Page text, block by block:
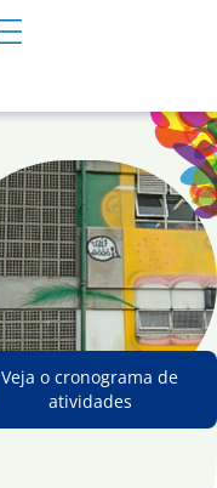
Veja o cronograma de
atividades